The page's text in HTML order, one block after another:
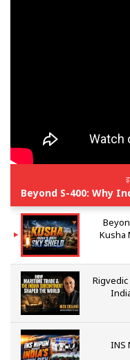
Kusha
INS